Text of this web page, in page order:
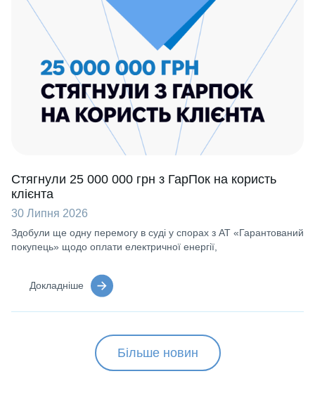
Стягнули 25 000 000 грн з ГарПок на користь
клієнта
30 Липня 2026
Здобули ще одну перемогу в суді у спорах з АТ «Гарантований
покупець» щодо оплати електричної енергії,
Докладніше
Більше новин